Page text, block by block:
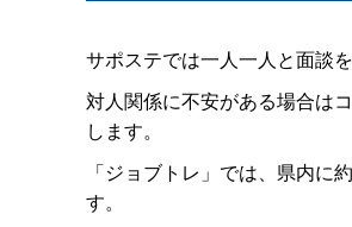
サポステでは一人一人と面談
対人関係に不安がある場合は
します。
「ジョブトレ」では、県内
す。